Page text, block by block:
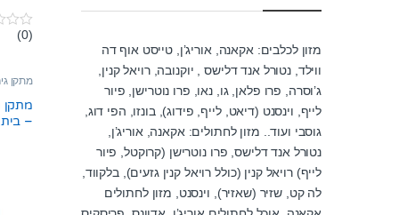
0
o
f
5
(0)
מתקן
–
מזון לכלבים: אקאנה, אוריג’ן, טייסט אוף דה
ווילד, נטורל אנד דלישס , יוקנובה, רויאל קנין,
ג’וסרה, פרו פלאן, גו, נאו, פרו נוטרישן, פיור
לייף, וינסנט (דיאט, לייף, פידוג), בונזו, הפי דוג,
גוסבי ועוד.. מזון לחתולים: אקאנה, אוריג’ן,
נטורל אנד דלישס, פרו נוטרישן (קרוקטל, פיור
לייף) רויאל קנין (כולל רויאל קנין גזעים), בלקווד,
לה קט, שזיר (שאזיר), וינסנט, מזון לחתולים